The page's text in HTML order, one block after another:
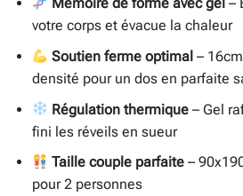
Mémoire de forme avec gel –
votre corps et évacue la chaleur
Soutien ferme optimal –
densité pour un dos en parfaite
Régulation thermique – Gel
fini les réveils en sueur
Taille couple parfaite –
pour 2 personnes